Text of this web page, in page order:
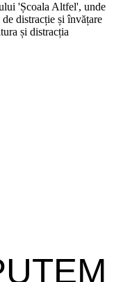
'Școala Altfel', unde
distracție și învățare
și distracția